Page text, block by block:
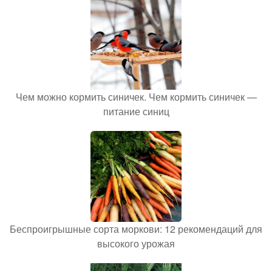
Чем можно кормить синичек. Чем кормить синичек —
питание синиц
Беспроигрышные сорта моркови: 12 рекомендаций для
высокого урожая